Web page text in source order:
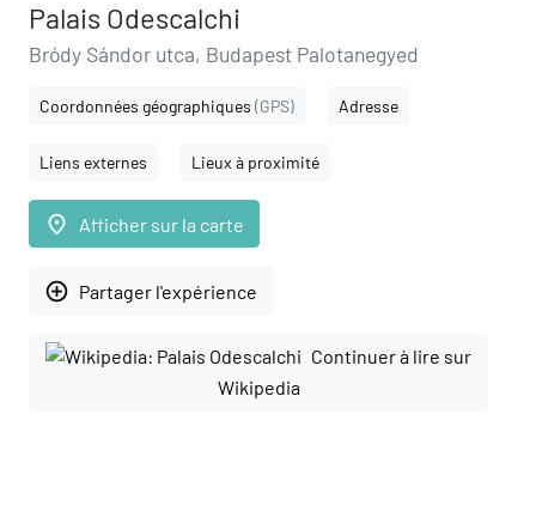
Palais Odescalchi
Bródy Sándor utca, Budapest Palotanegyed
Coordonnées géographiques (GPS) Adresse
Liens externes Lieux à proximité
place Afficher sur la carte
add_circle_outline Partager l'expérience
Continuer à lire sur
Wikipedia